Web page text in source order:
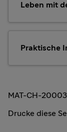
Leben mit
Praktische
MAT-CH-
Drucke diese